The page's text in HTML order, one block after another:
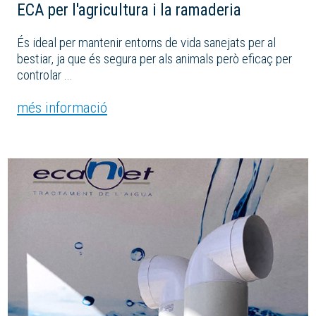
ECA per l'agricultura i la ramaderia
És ideal per mantenir entorns de vida sanejats per al
bestiar, ja que és segura per als animals però eficaç per
controlar ...
més informació